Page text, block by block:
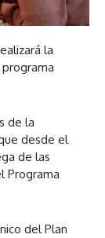
la
de la
desde el
de las
Programa
del Plan